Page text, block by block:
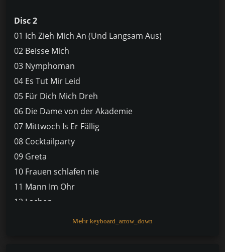
Disc 2
01 Ich Zieh Mich An (Und Langsam Aus)
02 Beisse Mich
03 Nymphoman
04 Es Tut Mir Leid
05 Für Dich Mich Dreh
06 Die Dame von der Akademie
07 Mittwoch Is Er Fällig
08 Cocktailparty
09 Greta
10 Frauen schlafen nie
11 Mann Im Ohr
12 Lachen
Mehr keyboard_arrow_down